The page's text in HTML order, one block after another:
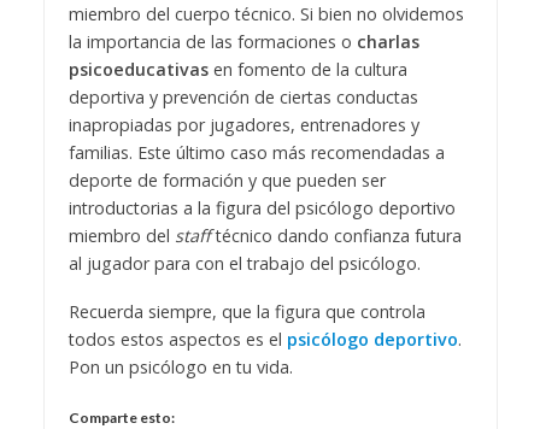
miembro del cuerpo técnico. Si bien no olvidemos
la importancia de las formaciones o charlas
psicoeducativasen fomento de la cultura
deportiva y prevención de ciertas conductas
inapropiadas por jugadores, entrenadores y
familias. Este último caso más recomendadas a
deporte de formación y que pueden ser
introductorias a la figura del psicólogo deportivo
miembro del stafftécnico dando confianza futura
al jugador para con el trabajo del psicólogo.
Recuerda siempre, que la figura que controla
todos estos aspectos es el psicólogo deportivo.
Pon un psicólogo en tu vida.
Comparte esto: